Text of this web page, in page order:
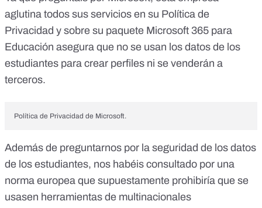
aglutina todos sus servicios en su Política de
Privacidad y sobre su paquete Microsoft 365 para
Educación asegura que no se usan los datos de los
estudiantes para crear perfiles ni se venderán a
terceros.
Política de Privacidad de Microsoft.
Además de preguntarnos por la seguridad de los datos
de los estudiantes, nos habéis consultado por una
norma europea que supuestamente prohibiría que se
usasen herramientas de multinacionales